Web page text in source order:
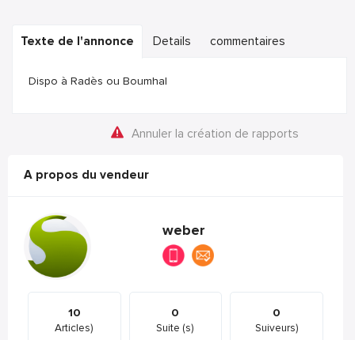
Texte de l'annonce Details commentaires
Dispo à Radès ou Boumhal
Annuler la création de rapports
A propos du vendeur
weber
10
Articles)
0
Suite (s)
0
Suiveurs)